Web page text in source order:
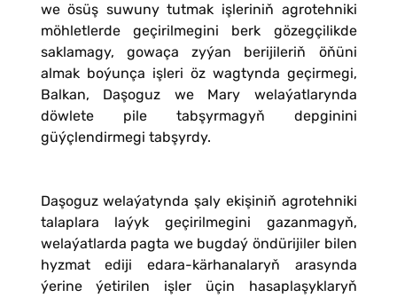
we ösüş suwuny tutmak işleriniň agrotehniki
möhletlerde geçirilmegini berk gözegçilikde
saklamagy, gowaça zyýan berijileriň öňüni
almak boýunça işleri öz wagtynda geçirmegi,
Balkan, Daşoguz we Mary welaýatlarynda
döwlete pile tabşyrmagyň depginini
güýçlendirmegi tabşyrdy.
Daşoguz welaýatynda şaly ekişiniň agrotehniki
talaplara laýyk geçirilmegini gazanmagyň,
welaýatlarda pagta we bugdaý öndürijiler bilen
hyzmat ediji edara-kärhanalaryň arasynda
ýerine ýetirilen işler üçin hasaplaşyklaryň